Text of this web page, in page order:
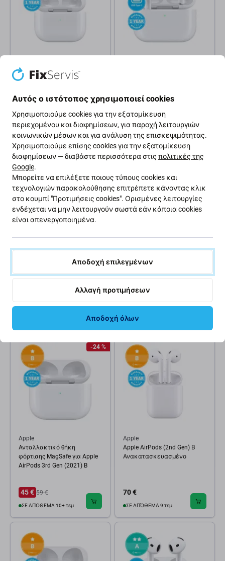
Apple AirPods (3rd Gen) B
Ανακατασκευασμένο
95 € 104 €
ΣΕ ΑΠΌΘΕΜΑ 10+ τεμ
189 €
ΣΕ ΑΠΌΘΕΜΑ 8 τεμ
-25 %
Apple
Εφεδρικό ακουστικό για
– αριστερά A
44 € 59 €
-7 %
Apple
Apple AirPods Pro (2nd Gen
Ανακατασκευασμένο
167 € 179 €
ΣΕ ΑΠΌΘΕΜΑ 10+ τεμ
-24 %
Apple
Ανταλλακτικό θήκη
φόρτισης MagSafe για Apple
AirPods 3rd Gen (2021) B
45 € 59 €
ΣΕ ΑΠΌΘΕΜΑ 10+ τεμ
Apple
Apple AirPods (2nd Gen) B
Ανακατασκευασμένο
70 €
ΣΕ ΑΠΌΘΕΜΑ 9 τεμ
Αυτός ο ιστότοπος χρησιμοποιεί cookies
Χρησιμοποιούμε cookies για την εξατομίκευση
περιεχομένου και διαφημίσεων, για παροχή λειτουργιών
κοινωνικών μέσων και για ανάλυση της επισκεψιμότητας.
Χρησιμοποιούμε επίσης cookies για την εξατομίκευση
διαφημίσεων — διαβάστε περισσότερα στις πολιτικές της
Google.
Μπορείτε να επιλέξετε ποιους τύπους cookies και
τεχνολογιών παρακολούθησης επιτρέπετε κάνοντας κλικ
στο κουμπί "Προτιμήσεις cookies". Ορισμένες λειτουργίες
ενδέχεται να μην λειτουργούν σωστά εάν κάποια cookies
είναι απενεργοποιημένα.
Αποδοχή επιλεγμένων
Αλλαγή προτιμήσεων
Αποδοχή όλων